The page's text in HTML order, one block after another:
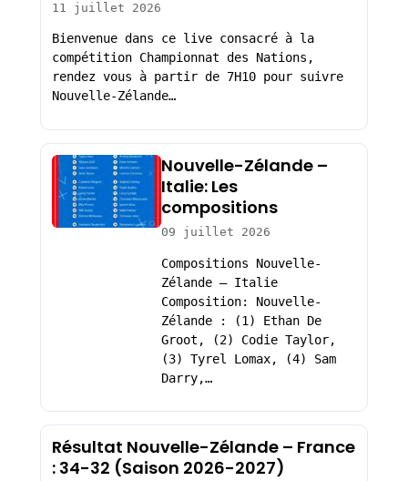
11 juillet 2026
Bienvenue dans ce live consacré à la
compétition Championnat des Nations,
rendez vous à partir de 7H10 pour suivre
Nouvelle-Zélande…
Nouvelle-Zélande –
Italie: Les
compositions
09 juillet 2026
Compositions Nouvelle-
Zélande – Italie
Composition: Nouvelle-
Zélande : (1) Ethan De
Groot, (2) Codie Taylor,
(3) Tyrel Lomax, (4) Sam
Darry,…
Résultat Nouvelle-Zélande – France
: 34-32 (Saison 2026-2027)